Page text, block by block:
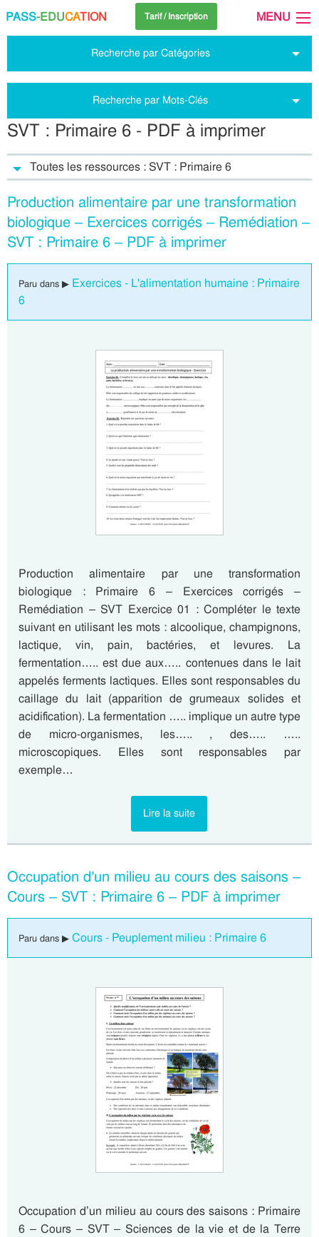
PASS-EDUCATION Tarif / Inscription MENU
Recherche par Catégories
Recherche par Mots-Clés
SVT : Primaire 6 - PDF à imprimer
Toutes les ressources : SVT : Primaire 6
Production alimentaire par une transformation
biologique – Exercices corrigés – Remédiation –
SVT : Primaire 6 – PDF à imprimer
Paru dans ▶ Exercices - L'alimentation humaine : Primaire
6
Production alimentaire par une transformation
biologique : Primaire 6 – Exercices corrigés –
Remédiation – SVT Exercice 01 : Compléter le texte
suivant en utilisant les mots : alcoolique, champignons,
lactique, vin, pain, bactéries, et levures. La
fermentation….. est due aux….. contenues dans le lait
appelés ferments lactiques. Elles sont responsables du
caillage du lait (apparition de grumeaux solides et
acidification). La fermentation ….. implique un autre type
de micro-organismes, les….. , des….. …..
microscopiques. Elles sont responsables par
exemple…
Lire la suite
Occupation d’un milieu au cours des saisons –
Cours – SVT : Primaire 6 – PDF à imprimer
Paru dans ▶ Cours - Peuplement milieu : Primaire 6
Occupation d’un milieu au cours des saisons : Primaire
6 – Cours – SVT – Sciences de la vie et de la Terre